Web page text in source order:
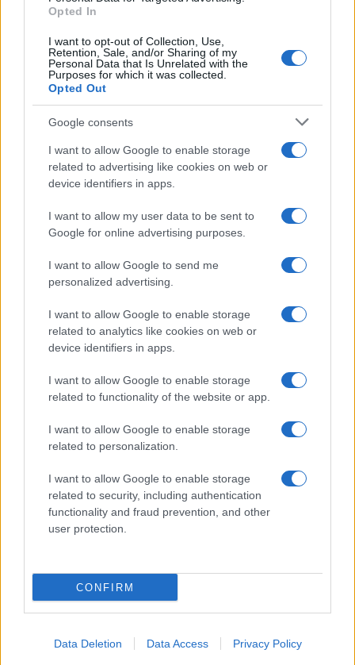
Opted In
I want to opt-out of Collection, Use,
Retention, Sale, and/or Sharing of my
Personal Data that Is Unrelated with the
Purposes for which it was collected.
Opted Out
Google consents
I want to allow Google to enable storage
related to advertising like cookies on web or
device identifiers in apps.
I want to allow my user data to be sent to
Google for online advertising purposes.
I want to allow Google to send me
personalized advertising.
I want to allow Google to enable storage
related to analytics like cookies on web or
device identifiers in apps.
I want to allow Google to enable storage
related to functionality of the website or app.
I want to allow Google to enable storage
related to personalization.
I want to allow Google to enable storage
related to security, including authentication
functionality and fraud prevention, and other
user protection.
CONFIRM
Data Deletion Data Access Privacy Policy
Več iz kraja Slovenj Gradec
Festivalu SHOTS prestavljen na
Slovenj Gradec: Filmske
premiere, napete zgodbe in
počitniški kino
Freestyle navdušuje s poletno
prilagojenimi cenami koles
Vlom v hišo pri Slovenj Gradcu,
lastniki ostali brez orodja in
Več iz kategorije Novice
Plohe in nevihte bodo do